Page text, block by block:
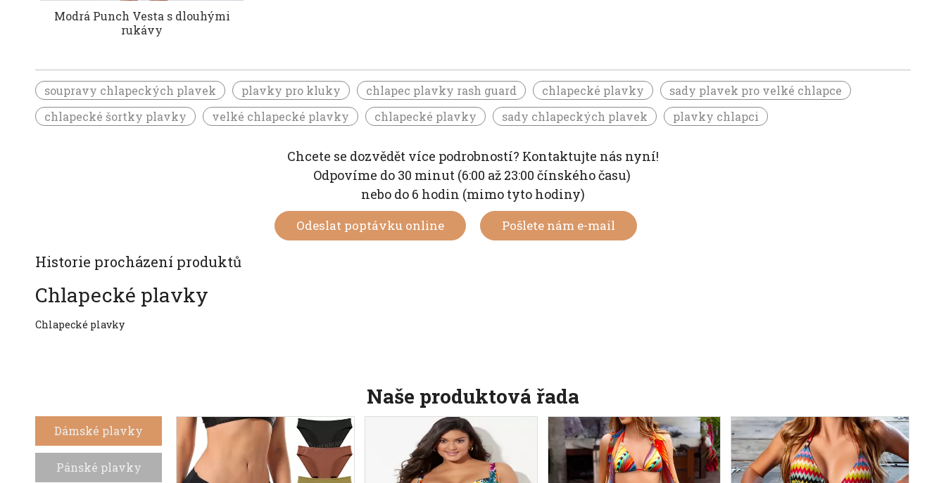
Modrá Punch Vesta s dlouhými
rukávy
soupravy chlapeckých plavek plavky pro kluky chlapec plavky rash guard chlapecké plavky
sady plavek pro velké chlapce
chlapecké šortky plavky
velké chlapecké plavky chlapecké plavky sady chlapeckých plavek plavky chlapci
Chcete se dozvědět více podrobností? Kontaktujte nás nyní!
Odpovíme do 30 minut (6:00 až 23:00 čínského času)
nebo do 6 hodin (mimo tyto hodiny)
Odeslat poptávku online Pošlete nám e-mail
Historie procházení produktů
Chlapecké plavky
Chlapecké plavky
Naše produktová řada
Dámské plavky
Pánské plavky